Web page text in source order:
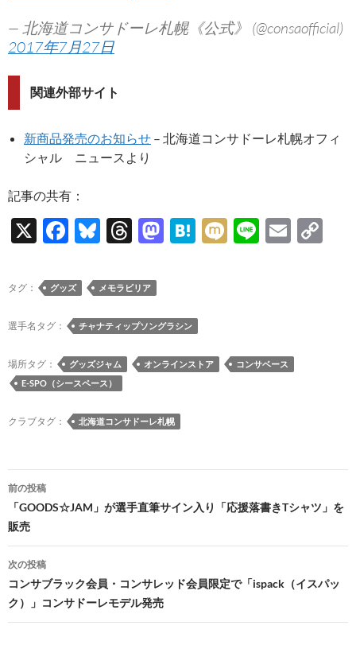
— 北海道コンサドーレ札幌《公式》 (@consaofficial)
2017年7月27日
関連外部サイト
新商品発売のお知らせ – 北海道コンサドーレ札幌オフィ
シャル ニュースより
記事の共有：
X
F
e
b
o
o
k
Bl
es
k
y
T
e
a
ds
M
o
n
H
a
M Li
E
タグ： グッズ メモラビリア
選手名タグ： チャナティップソングラシン
場所タグ： グッズジャム オンラインストア
コンサベース
E-SPO（シースペース）
クラブタグ： 北海道コンサドーレ札幌
投
稿
ナ
ビ
ゲ
ー
前の投稿
「GOODS☆JAM」が選手直筆サイン入り「応援落書きTシャツ」を
販売
次の投稿
コンサブラック会員・コンサレッド会員限定で「ispack（イスパッ
ク）」コンサドーレモデル発売